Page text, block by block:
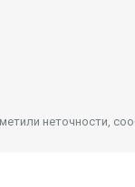
неточности,